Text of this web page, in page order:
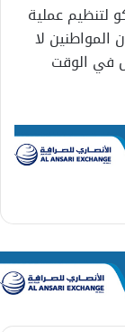
لتنظيم عملية
المواطنين لا
في الوقت